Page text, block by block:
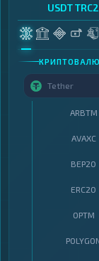
USDT
Tether
ARBTM
AVAXC
BEP20
ERC20
OPTM